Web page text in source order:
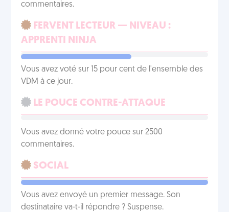
commentaires.
FERVENT LECTEUR — NIVEAU :
APPRENTI NINJA
Vous avez voté sur 15 pour cent de l'ensemble des
VDM à ce jour.
LE POUCE CONTRE-ATTAQUE
Vous avez donné votre pouce sur 2500
commentaires.
SOCIAL
Vous avez envoyé un premier message. Son
destinataire va-t-il répondre ? Suspense.